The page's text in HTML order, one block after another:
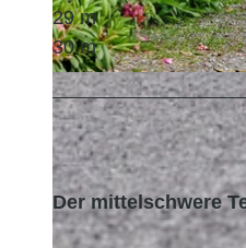
© Florian Trykowski, Cuxland-Tourismus,
29 m
30 m
Der mittelschwere